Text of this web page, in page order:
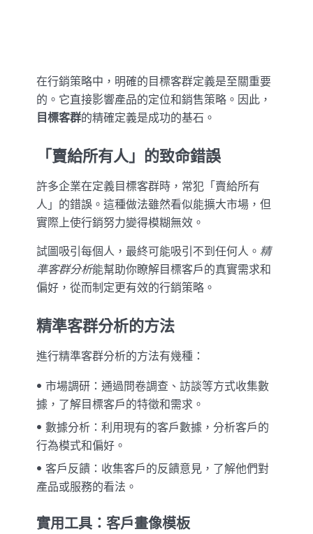
在行銷策略中，明確的目標客群定義是至關重要
的。它直接影響產品的定位和銷售策略。因此，
目標客群的精確定義是成功的基石。
「賣給所有人」的致命錯誤
許多企業在定義目標客群時，常犯「賣給所有
人」的錯誤。這種做法雖然看似能擴大市場，但
實際上使行銷努力變得模糊無效。
試圖吸引每個人，最終可能吸引不到任何人。 精
準客群分析能幫助你瞭解目標客戶的真實需求和
偏好，從而制定更有效的行銷策略。
精準客群分析的方法
進行精準客群分析的方法有幾種：
市場調研：通過問卷調查、訪談等方式收集數
據，了解目標客戶的特徵和需求。
數據分析：利用現有的客戶數據，分析客戶的
行為模式和偏好。
客戶反饋：收集客戶的反饋意見，了解他們對
產品或服務的看法。
實用工具：客戶畫像模板